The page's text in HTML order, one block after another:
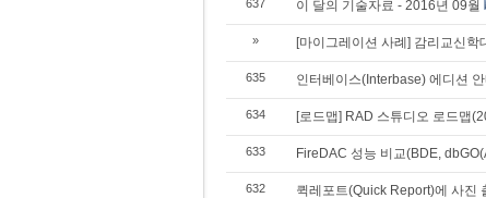
637 이 달의 기술자료 - 2016년 09월
» [마이그레이션 사례] 감리교신학
635 인터베이스(Interbase) 에디션 안
634 [로드맵] RAD 스튜디오 로드맵
633 FireDAC 성능 비교(BDE,
632 퀵레포트(Quick Report)에 사진